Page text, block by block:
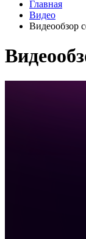
Главная
Видео
Видеообзор